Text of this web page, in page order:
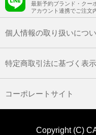
最新予約ブランド・クー
アカウント連携でご注文
個人情報の取り扱いにつ
特定商取引法に基づく表示
コーポレートサイト
Copyright (C)